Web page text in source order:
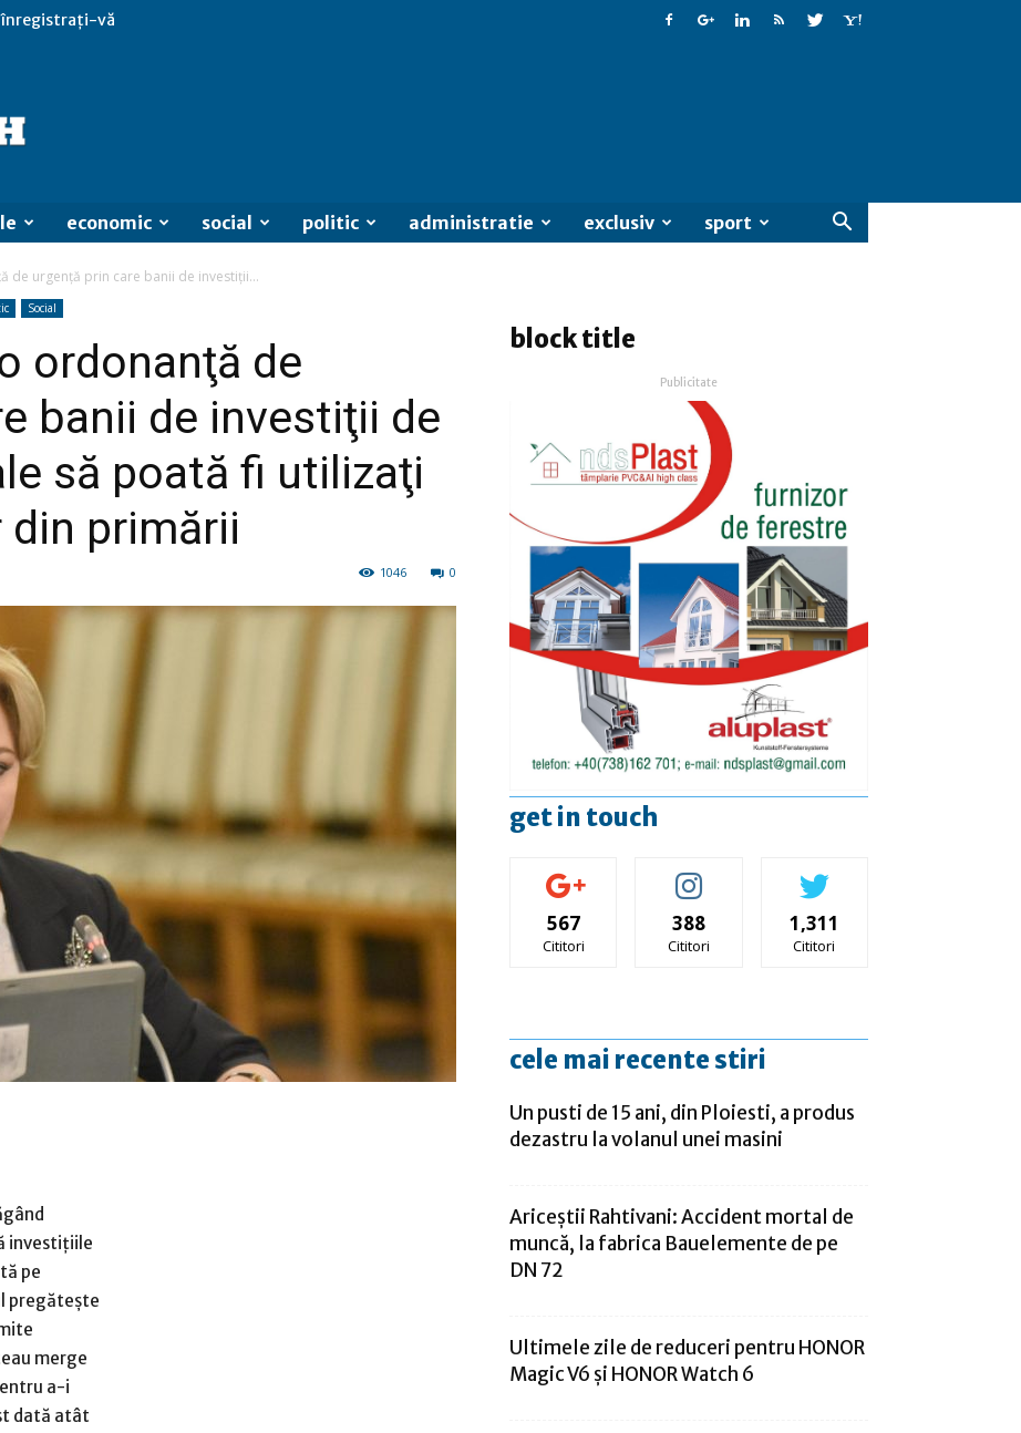
vă
economic social politic administratie exclusiv sport
de urgenţă prin care banii de investiţii...
Social
ordonanţă de
banii de investiţii de
să poată fi utilizaţi
din primării
0
1046
investiţiile
pe
pregăteşte
merge
a-i
dată atât
block title
Publicitate
get in touch
567
Cititori
388
Cititori
1,311
Cititori
cele mai recente stiri
Un pusti de 15 ani, din Ploiesti, a produs
dezastru la volanul unei masini
Ariceștii Rahtivani: Accident mortal de
muncă, la fabrica Bauelemente de pe
DN 72
Ultimele zile de reduceri pentru HONOR
Magic V6 și HONOR Watch 6